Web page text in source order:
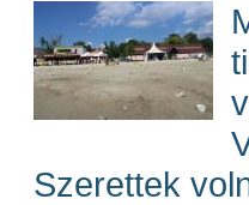
Szerettek